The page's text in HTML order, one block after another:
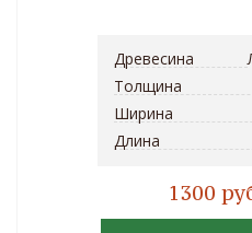
Древесина
Толщина
Ширина
Длина
1300